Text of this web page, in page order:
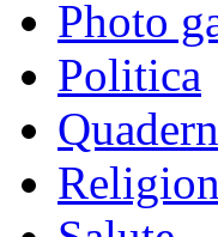
Photo
Politica